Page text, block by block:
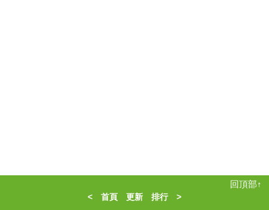
回頂部↑
< 首頁 更新 排行>